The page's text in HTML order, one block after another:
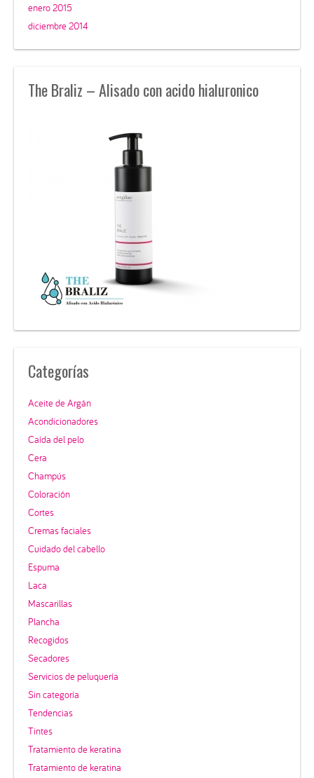
enero 2015
diciembre 2014
The Braliz – Alisado con acido hialuronico
Categorías
Aceite de Argán
Acondicionadores
Caída del pelo
Cera
Champús
Coloración
Cortes
Cremas faciales
Cuidado del cabello
Espuma
Laca
Mascarillas
Plancha
Recogidos
Secadores
Servicios de peluquería
Sin categoría
Tendencias
Tintes
Tratamiento de keratina
Tratamiento de keratina